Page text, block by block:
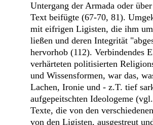
Untergang der Armada oder
Text beifügte (67-70, 81).
mit eifrigen Ligisten, die ihm
ließen und deren Integrität
hervorhob (112). Verbindendes
verhärteten politisierten
und Wissensformen, war das,
Lachen, Ironie und - z.T. tief
aufgepeitschten Ideologeme
Texte, die von den
von den Ligisten, ausgestreut